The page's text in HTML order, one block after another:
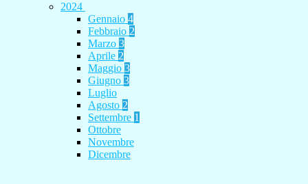
2024
Gennaio 4
Febbraio 2
Marzo 3
Aprile 2
Maggio 3
Giugno 3
Luglio
Agosto 2
Settembre 1
Ottobre
Novembre
Dicembre